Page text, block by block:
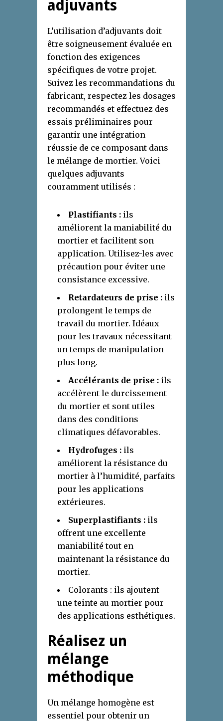
adjuvants
L’utilisation d’adjuvants doit
être soigneusement évaluée en
fonction des exigences
spécifiques de votre projet.
Suivez les recommandations du
fabricant, respectez les dosages
recommandés et effectuez des
essais préliminaires pour
garantir une intégration
réussie de ce composant dans
le mélange de mortier. Voici
quelques adjuvants
couramment utilisés :
Plastifiants : ils
améliorent la maniabilité du
mortier et facilitent son
application. Utilisez-les avec
précaution pour éviter une
consistance excessive.
Retardateurs de prise : ils
prolongent le temps de
travail du mortier. Idéaux
pour les travaux nécessitant
un temps de manipulation
plus long.
Accélérants de prise : ils
accélèrent le durcissement
du mortier et sont utiles
dans des conditions
climatiques défavorables.
Hydrofuges : ils
améliorent la résistance du
mortier à l’humidité, parfaits
pour les applications
extérieures.
Superplastifiants : ils
offrent une excellente
maniabilité tout en
maintenant la résistance du
mortier.
Colorants : ils ajoutent
une teinte au mortier pour
des applications esthétiques.
Réalisez un
mélange
méthodique
Un mélange homogène est
essentiel pour obtenir un